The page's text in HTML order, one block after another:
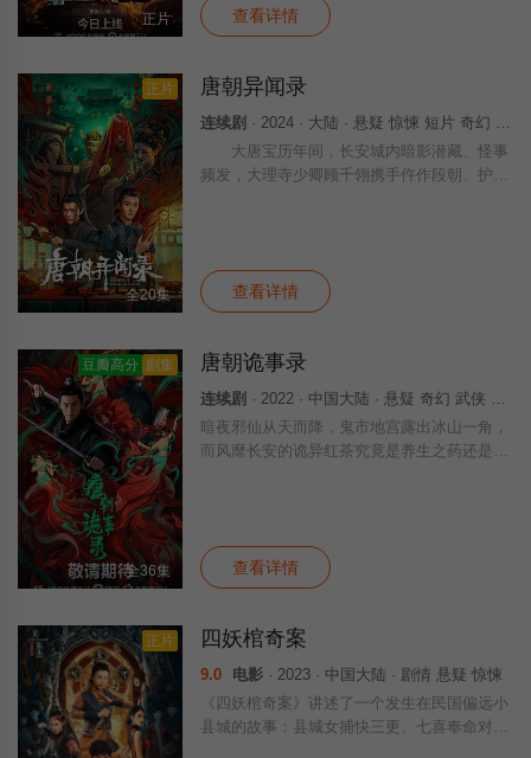
正片 查看详情
正片
全20集
唐朝异闻录
连续剧 · 2024 · 大陆 · 悬疑 惊悚 短片 奇幻 国产
大唐宝历年间，长安城内暗影潜藏、怪事
频发，大理寺少卿顾千翎携手仵作段朝、护卫
查看详情
豆瓣高分 剧集
全36集
唐朝诡事录
连续剧 · 2022 · 中国大陆 · 悬疑 奇幻 武侠 古装 国产
暗夜邪仙从天而降，鬼市地宫露出冰山一角，
而风靡长安的诡异红茶究竟是养生之药还是害
查
查看详情
正片 四妖棺奇案
9.0 电影 · 2023 · 中国大陆 · 剧情 悬疑 惊悚
《四妖棺奇案》讲述了一个发生在民国偏远小
县城的故事：县城女捕快三更、七喜奉命对命